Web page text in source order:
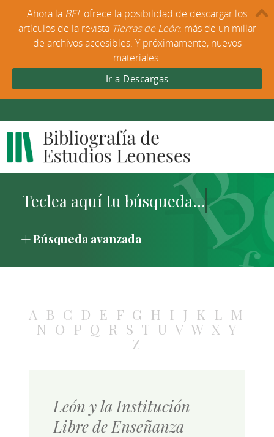
Búsqueda avanzada
A B C D E F G H I J K L M
N O P Q R S T U V W X Y
Z
León y la Institución
Libre de Enseñanza
Ahora la BEL ofrece la posibilidad de descargar los
artículos de la revista Tierras de León: más de un millar
de archivos accesibles. Y próximamente, nuevos
materiales.
Ir a Descargas